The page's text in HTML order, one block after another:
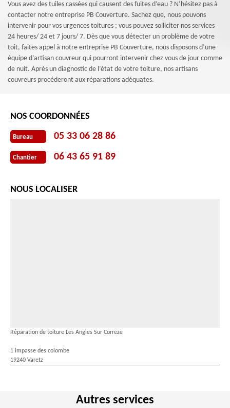
Vous avez des tuiles cassées qui causent des fuites d’eau ? N’hésitez pas à
contacter notre entreprise PB Couverture. Sachez que, nous pouvons
intervenir pour vos urgences toitures ; vous pouvez solliciter nos services
24 heures/ 24 et 7 jours/ 7. Dès que vous détecter un problème de votre
toit, faites appel à notre entreprise PB Couverture, nous disposons d’une
équipe d’artisan couvreur qui pourront intervenir chez vous de jour comme
de nuit. Après un diagnostic de l’état de votre toiture, nos artisans
couvreurs procéderont aux réparations adéquates.
NOS COORDONNÉES
Bureau 05 33 06 28 86
Chantier 06 43 65 91 89
NOUS LOCALISER
Réparation de toiture Les Angles Sur Correze
1 impasse des colombe
19240 Varetz
Autres services